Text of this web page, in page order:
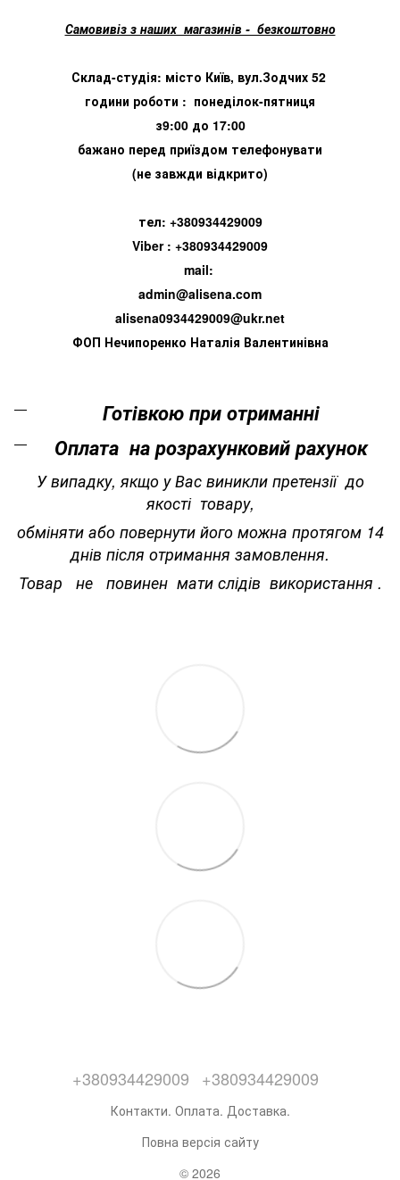
Самовивіз з наших магазинів - безкоштовно
Склад-студія: місто Київ, вул.Зодчих 52
години роботи : понеділок-пятниця
з9:00 до 17:00
бажано перед приїздом телефонувати
(не завжди відкрито)
тел: +380934429009
Viber : +380934429009
mail:
admin@alisena.com
alisena0934429009@ukr.net
ФОП Нечипоренко Наталія Валентинівна
Готівкою при отриманні
Оплата на розрахунковий рахунок
У випадку, якщо у Вас виникли претензії до
якості товару,
обміняти або повернути його можна протягом 14
днів після отримання замовлення.
Товар не повинен мати слідів використання .
+380934429009 +380934429009
Контакти. Оплата. Доставка.
Повна версія сайту
© 2026